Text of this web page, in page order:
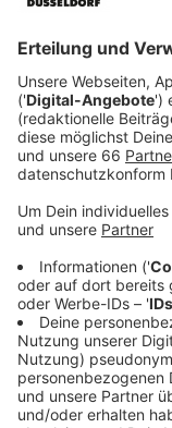
Viele Menschen
heute (17. Juni
Die Retter waren
alarmiert
eine Löschanlage
hatte.
Anzeige
Löschanlage
Anzeige